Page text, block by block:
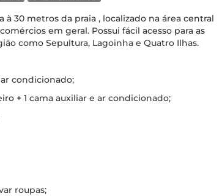
30 metros da praia , localizado na área central
em geral. Possui fácil acesso para as
como Sepultura, Lagoinha e Quatro Ilhas.
condicionado;
+ 1 cama auxiliar e ar condicionado;
roupas;